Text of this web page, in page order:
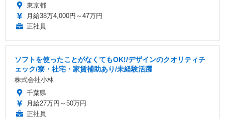
東京都
月給38万4,000円～47万円
正社員
ソフトを使ったことがなくてもOK!/デザインのクオリティチ
ェック/寮・社宅・家賃補助あり/未経験活躍
株式会社小林
千葉県
月給27万円～50万円
正社員